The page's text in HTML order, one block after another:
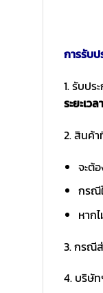
การรับ
1. รับปร
ระยะเว
2. สินค้
จะต้
กรณี
หาก
3. กรณี
4. บริษั